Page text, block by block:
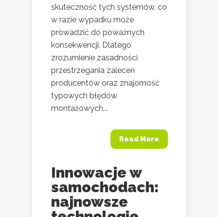
skuteczność tych systemów, co
w razie wypadku może
prowadzić do poważnych
konsekwencji. Dlatego
zrozumienie zasadności
przestrzegania zaleceń
producentów oraz znajomość
typowych błędów
montażowych...
Read More
Innowacje w
samochodach:
najnowsze